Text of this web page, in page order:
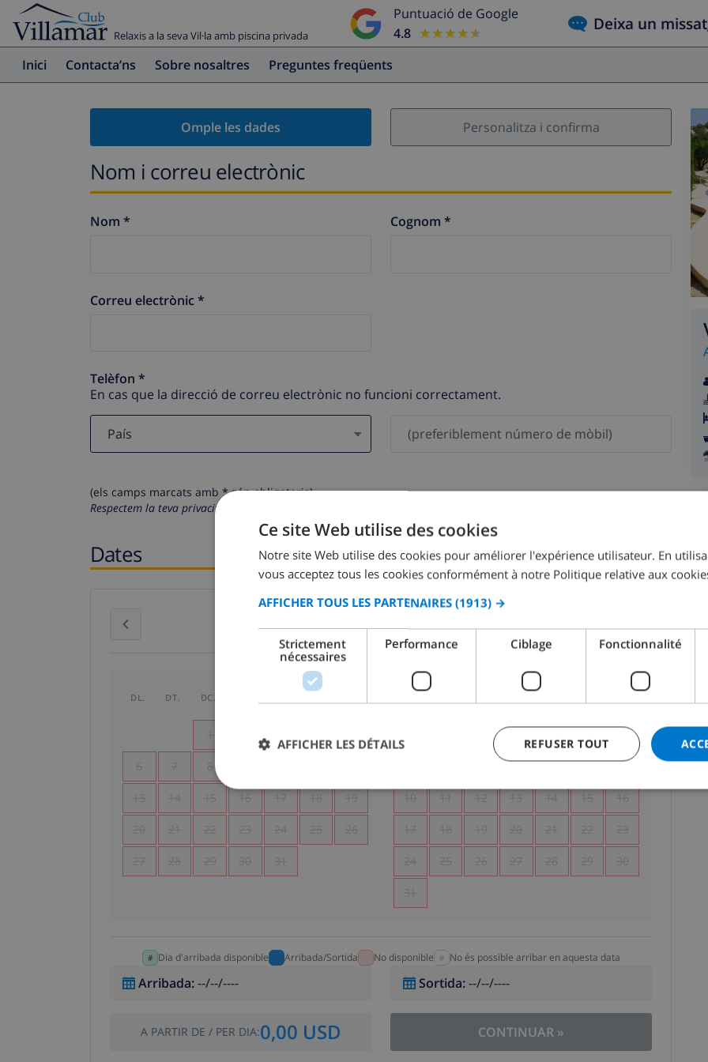
Relaxis a la seva Vil·la amb piscina privada
Puntuació de Google
4.8
★★★★★
★★★★★ Deixa un
Inici Contacta’ns Sobre nosaltres Preguntes freqüents
Omple les dades Personalitza i confirma
Nom i correu electrònic
Nom * Cognom *
Correu electrònic *
Telèfon *
En cas que la direcció de correu electrònic no funcioni correctament.
(els camps marcats amb * són obligatoris)
Respectem la teva privacitat. Les teves dades personals no es compartiran amb tercers.
Dates
juliol 2026 agost 2026
DL. DT. DC.
1
6 7 8
13 14 15 16 17 18 19
20 21 22 23 24 25 26
27 28 29 30 31
6 7 8 9
10 11 12 13 14 15 16
17 18 19 20 21 22 23
24 25 26 27 28 29 30
31
Dia d'arribada disponible Arribada/Sortida No disponible No és possible arribar en aquesta data
Arribada:--/--/---- Sortida:--/--/----
A PARTIR DE / PER DIA:0,00 USD CONTINUAR »
Ce site Web utilise des cookies
Notre site Web utilise des cookies pour améliorer l'expérience utilisateur. En
vous acceptez tous les cookies conformément à notre Politique relative aux
AFFICHER TOUS LES PARTENAIRES (1913) →
Strictement
nécessaires
Performance Ciblage Fonctionnalité
REFUSER TOUT
AFFICHER LES DÉTAILS